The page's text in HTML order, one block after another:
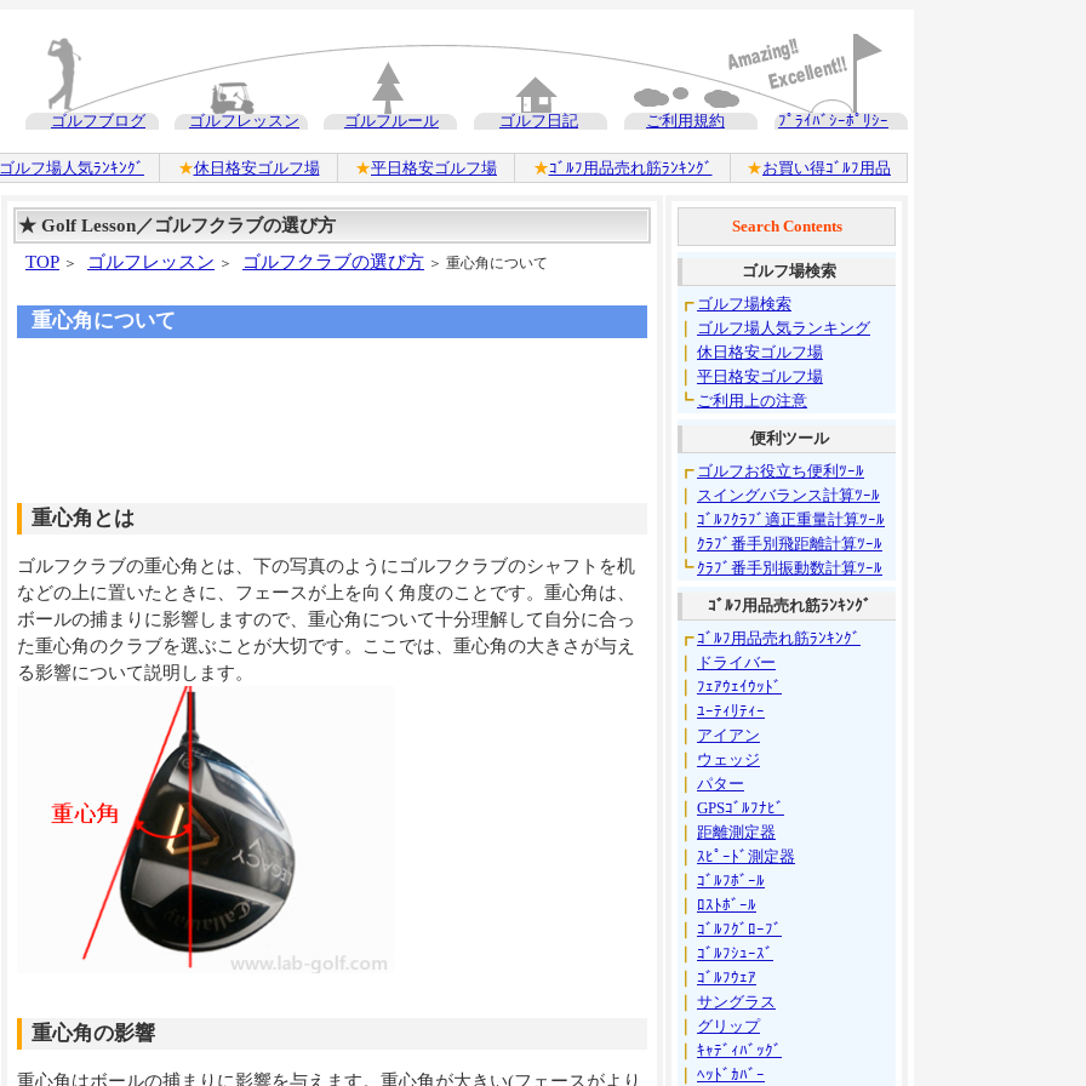
ゴルフブログ ゴルフレッスン ゴルフルール ゴルフ日記 ご利用規約 ﾌﾟﾗｲﾊﾞｼｰﾎﾟﾘｼｰ
ゴルフ場人気ﾗﾝｷﾝｸﾞ ★休日格安ゴルフ場 ★平日格安ゴルフ場 ★ｺﾞﾙﾌ用品売れ筋ﾗﾝｷﾝｸﾞ ★お買い得ｺﾞﾙﾌ用品
★ Golf Lesson／ゴルフクラブの選び方
TOP ＞ ゴルフレッスン ＞ ゴルフクラブの選び方 ＞ 重心角について
重心角について
重心角とは
ゴルフクラブの重心角とは、下の写真のようにゴルフクラブのシャフトを机
などの上に置いたときに、フェースが上を向く角度のことです。重心角は、
ボールの捕まりに影響しますので、重心角について十分理解して自分に合っ
た重心角のクラブを選ぶことが大切です。ここでは、重心角の大きさが与え
る影響について説明します。
重心角の影響
重心角はボールの捕まりに影響を与えます。重心角が大きい(フェースがより
Search Contents
ゴルフ場検索
┏ ゴルフ場検索
ゴルフ場人気ランキング
休日格安ゴルフ場
平日格安ゴルフ場
┗ ご利用上の注意
便利ツール
┏ ゴルフお役立ち便利ﾂｰﾙ
スイングバランス計算ﾂｰﾙ
ｺﾞﾙﾌｸﾗﾌﾞ適正重量計算ﾂｰﾙ
ｸﾗﾌﾞ番手別飛距離計算ﾂｰﾙ
┗ ｸﾗﾌﾞ番手別振動数計算ﾂｰﾙ
ｺﾞﾙﾌ用品売れ筋ﾗﾝｷﾝｸﾞ
┏ｺﾞﾙﾌ用品売れ筋ﾗﾝｷﾝｸﾞ
ドライバー
ﾌｪｱｳｪｲｳｯﾄﾞ
ﾕｰﾃｨﾘﾃｨｰ
アイアン
ウェッジ
パター
GPSｺﾞﾙﾌﾅﾋﾞ
距離測定器
ｽﾋﾟｰﾄﾞ測定器
ｺﾞﾙﾌﾎﾞｰﾙ
ﾛｽﾄﾎﾞｰﾙ
ｺﾞﾙﾌｸﾞﾛｰﾌﾞ
ｺﾞﾙﾌｼｭｰｽﾞ
ｺﾞﾙﾌｳｪｱ
サングラス
グリップ
ｷｬﾃﾞｨﾊﾞｯｸﾞ
ﾍｯﾄﾞｶﾊﾞｰ